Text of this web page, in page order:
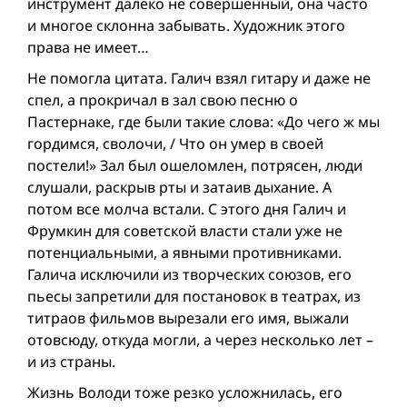
и многое склонна забывать. Художник этого
права не имеет…
Не помогла цитата. Галич взял гитару и даже не
спел, а прокричал в зал свою песню о
Пастернаке, где были такие слова: «До чего ж мы
гордимся, сволочи, / Что он умер в своей
постели!» Зал был ошеломлен, потрясен, люди
слушали, раскрыв рты и затаив дыхание. А
потом все молча встали. С этого дня Галич и
Фрумкин для советской власти стали уже не
потенциальными, а явными противниками.
Галича исключили из творческих союзов, его
пьесы запретили для постановок в театрах, из
титраов фильмов вырезали его имя, выжали
отовсюду, откуда могли, а через несколько лет –
и из страны.
Жизнь Володи тоже резко усложнилась, его